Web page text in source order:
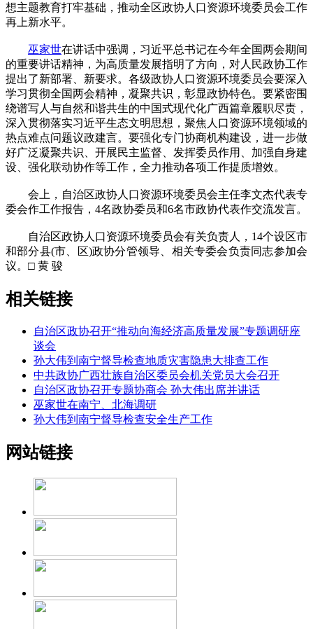
想主题教育打牢基础，推动全区政协人口资源环境委员会工作
再上新水平。
巫家世在讲话中强调，习近平总书记在今年全国两会期间
的重要讲话精神，为高质量发展指明了方向，对人民政协工作
提出了新部署、新要求。各级政协人口资源环境委员会要深入
学习贯彻全国两会精神，凝聚共识，彰显政协特色。要紧密围
绕谱写人与自然和谐共生的中国式现代化广西篇章履职尽责，
深入贯彻落实习近平生态文明思想，聚焦人口资源环境领域的
热点难点问题议政建言。要强化专门协商机构建设，进一步做
好广泛凝聚共识、开展民主监督、发挥委员作用、加强自身建
设、强化联动协作等工作，全力推动各项工作提质增效。
会上，自治区政协人口资源环境委员会主任李文杰代表专
委会作工作报告，4名政协委员和6名市政协代表作交流发言。
自治区政协人口资源环境委员会有关负责人，14个设区市
和部分县(市、区)政协分管领导、相关专委会负责同志参加会
议。□ 黄 骏
相关链接
自治区政协召开“推动向海经济高质量发展”专题调研座
谈会
孙大伟到南宁督导检查地质灾害隐患大排查工作
中共政协广西壮族自治区委员会机关党员大会召开
自治区政协召开专题协商会 孙大伟出席并讲话
巫家世在南宁、北海调研
孙大伟到南宁督导检查安全生产工作
网站链接